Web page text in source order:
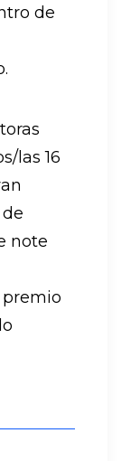
de
las 16
note